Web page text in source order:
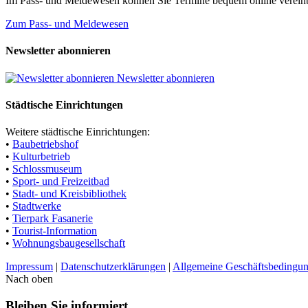
Zum Pass- und Meldewesen
Newsletter abonnieren
Newsletter abonnieren
Städtische Einrichtungen
Weitere städtische Einrichtungen:
• Baubetriebshof
• Kulturbetrieb
• Schlossmuseum
• Sport- und Freizeitbad
• Stadt- und Kreisbibliothek
• Stadtwerke
• Tierpark Fasanerie
• Tourist-Information
• Wohnungsbaugesellschaft
Impressum | Datenschutzerklärungen | Allgemeine
Nach oben